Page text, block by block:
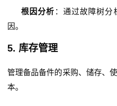
根因分析 ：通过故障树分
因。
5. 库存管理
管理备品备件的采购、储存、
本。